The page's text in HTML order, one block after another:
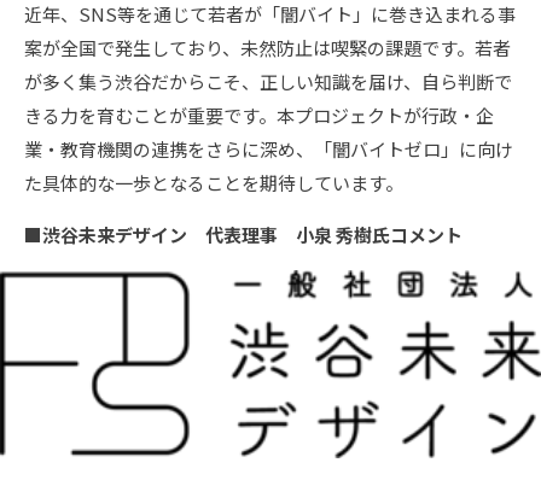
近年、SNS等を通じて若者が「闇バイト」に巻き込まれる事
案が全国で発生しており、未然防止は喫緊の課題です。若者
が多く集う渋谷だからこそ、正しい知識を届け、自ら判断で
きる力を育むことが重要です。本プロジェクトが行政・企
業・教育機関の連携をさらに深め、「闇バイトゼロ」に向け
た具体的な一歩となることを期待しています。
■渋谷未来デザイン 代表理事 小泉 秀樹氏コメント